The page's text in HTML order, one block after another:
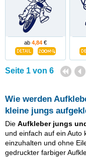
ab 4,84 €
Seite 1 von 6
Wie werden
kleine jungs
Die Aufkleber jungs
und einfach auf ein Auto
einzuhalten und ohne
gedruckter farbiger